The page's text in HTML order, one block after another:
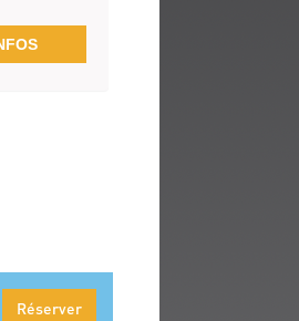
Réserver